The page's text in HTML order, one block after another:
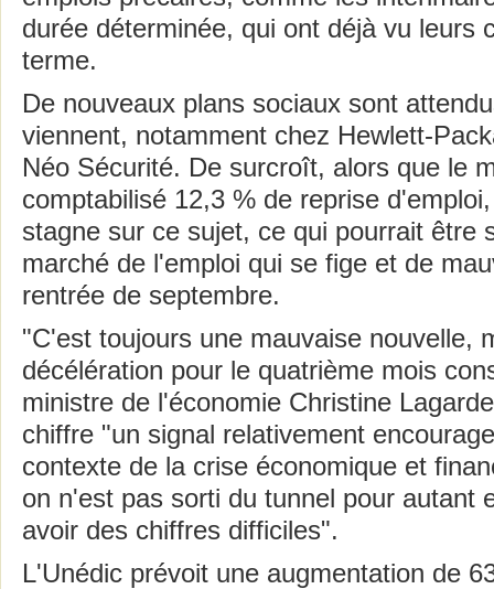
durée déterminée, qui ont déjà vu leurs
terme.
De nouveaux plans sociaux sont
viennent, notamment chez Hewlett-
Néo Sécurité. De surcroît, alors que le
comptabilisé 12,3 % de reprise
stagne sur ce sujet, ce qui pourrait être
marché de l'emploi qui se fige et de
rentrée de septembre.
"C'est toujours une mauvaise nouvelle,
décélération pour le quatrième mois
ministre de l'économie Christine
chiffre "un signal relativement
contexte de la crise économique et
on n'est pas sorti du tunnel pour autant
avoir des chiffres difficiles".
L'Unédic prévoit une augmentation de